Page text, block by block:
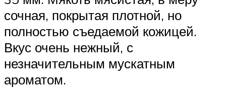
сочная, покрытая плотной, но
полностью съедаемой кожицей.
Вкус очень нежный, с
незначительным мускатным
ароматом.